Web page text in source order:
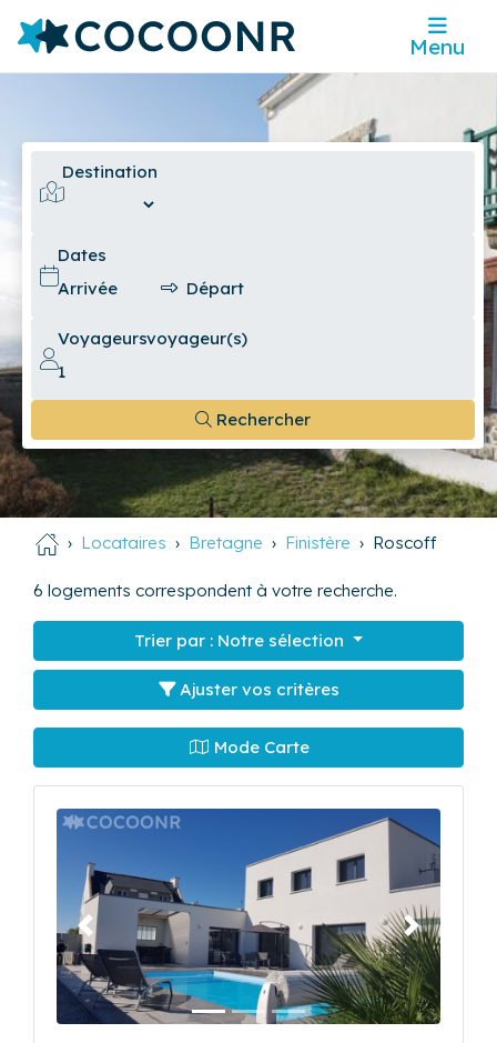
Menu
Destination
Dates
Voyageursvoyageur(s)
Rechercher
Locataires Bretagne Finistère Roscoff
6 logements correspondent à votre recherche.
Trier par : Notre sélection
Ajuster vos critères
Mode Carte
Précédent Suivant